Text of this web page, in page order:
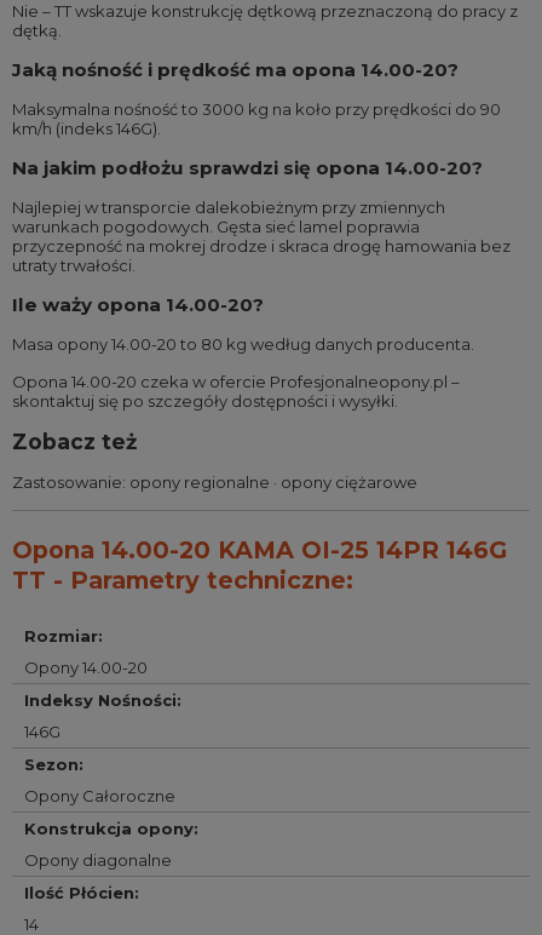
Nie – TT wskazuje konstrukcję dętkową przeznaczoną do pracy z
dętką.
Jaką nośność i prędkość ma opona 14.00-20?
Maksymalna nośność to 3000 kg na koło przy prędkości do 90
km/h (indeks 146G).
Na jakim podłożu sprawdzi się opona 14.00-20?
Najlepiej w transporcie dalekobieżnym przy zmiennych
warunkach pogodowych. Gęsta sieć lamel poprawia
przyczepność na mokrej drodze i skraca drogę hamowania bez
utraty trwałości.
Ile waży opona 14.00-20?
Masa opony 14.00-20 to 80 kg według danych producenta.
Opona 14.00-20 czeka w ofercie Profesjonalneopony.pl –
skontaktuj się po szczegóły dostępności i wysyłki.
Zobacz też
Zastosowanie: opony regionalne · opony ciężarowe
Opona 14.00-20 KAMA OI-25 14PR 146G
TT - Parametry techniczne:
Rozmiar:
Opony 14.00-20
Indeksy Nośności:
146G
Sezon:
Opony Całoroczne
Konstrukcja opony:
Opony diagonalne
Ilość Płócien:
14